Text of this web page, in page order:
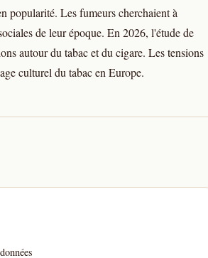
popularité. Les fumeurs cherchaient à
de leur époque. En 2026, l'étude de
autour du tabac et du cigare. Les tensions
culturel du tabac en Europe.